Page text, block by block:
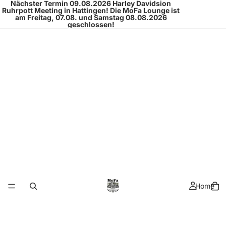
Nächster Termin 09.08.2026 Harley Davidsion
Ruhrpott Meeting in Hattingen! Die MoFa Lounge ist
am Freitag, 07.08. und Samstag 08.08.2026
geschlossen!
Home